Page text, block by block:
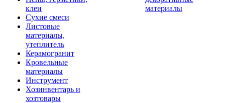
клеи
Сухие смеси
Листовые
материалы,
утеплитель
Керамогранит
Кровельные
материалы
Инструмент
Хозинвентарь и
хозтовары
материалы